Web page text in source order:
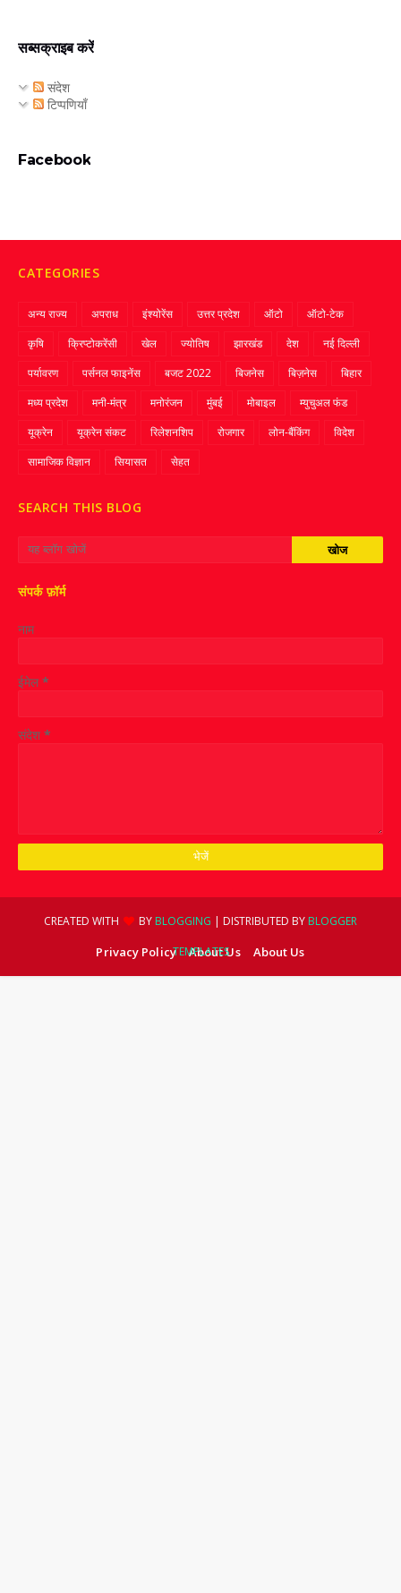
सब्सक्राइब करें
संदेश
टिप्पणियाँ
Facebook
CATEGORIES
अन्य राज्य अपराध इंश्योरेंस उत्तर प्रदेश ऑटो
ऑटो-टेक
कृषि
क्रिप्‍टोकरेंसी खेल ज्‍योतिष झारखंड देश
नई दिल्ली
पर्यावरण
पर्सनल फाइनेंस बजट 2022 बिजनेस बिज़नेस
बिहार
मध्य प्रदेश
मनी-मंत्र मनोरंजन मुंबई मोबाइल
म्‍युचुअल फंड
यूक्रेन
यूक्रेन संकट रिलेशनशिप रोजगार लोन-बैंकिंग
विदेश
सामाजिक विज्ञान
सियासत सेहत
SEARCH THIS BLOG
संपर्क फ़ॉर्म
नाम
ईमेल*
संदेश *
CREATED WITH BY BLOGGING | DISTRIBUTED BY BLOGGER
TEMPLATES
Privacy Policy About Us About Us